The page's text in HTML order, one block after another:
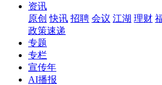
资讯
原创 快讯 招聘 会议 江湖 理财
政策速递
专题
专栏
宣传年
AI播报